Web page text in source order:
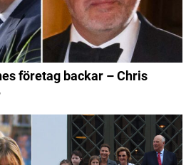
företag backar – Chris